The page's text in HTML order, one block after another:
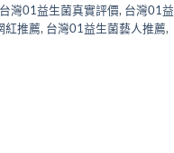
台灣01益生菌真實評價, 台灣01益
紅推薦, 台灣01益生菌藝人推薦,